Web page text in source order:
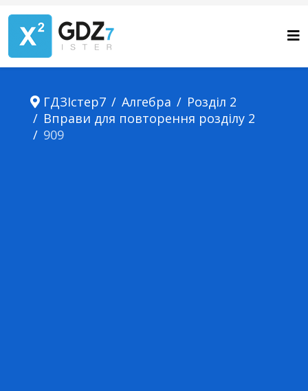
ГДЗІстер7 Алгебра
Розділ 2
Вправи для повторення розділу 2
909